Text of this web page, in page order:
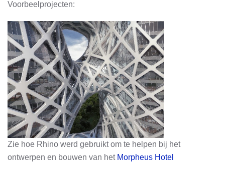
Voorbeelprojecten:
Zie hoe Rhino werd gebruikt om te helpen bij het
ontwerpen en bouwen van het Morpheus Hotel